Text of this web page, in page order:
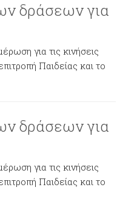
δράσεων για
για τις κινήσεις
Παιδείας και το
δράσεων για
για τις κινήσεις
Παιδείας και το